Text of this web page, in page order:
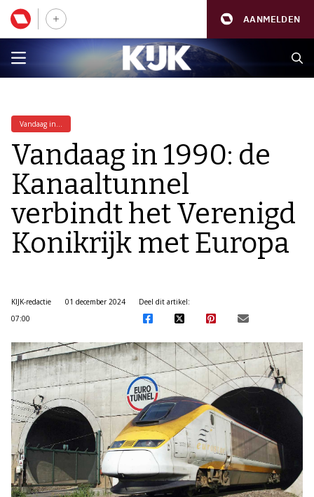
AANMELDEN
Vandaag in...
Vandaag in 1990: de
Kanaaltunnel
verbindt het Verenigd
Konikrijk met Europa
KIJK-redactie
01 december 2024
07:00
Deel dit artikel: